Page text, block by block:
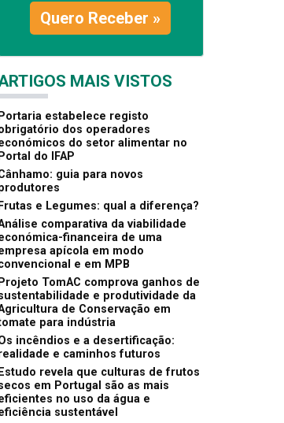
Quero Receber »
MAIS VISTOS
Portaria estabelece registo
dos operadores
do setor alimentar no
Portal do IFAP
guia para novos
Frutas e Legumes: qual a diferença?
comparativa da viabilidade
financeira de uma
apícola em modo
e em MPB
Projeto TomAC comprova ganhos de
e produtividade da
de Conservação em
para indústria
incêndios e a desertificação:
e caminhos futuros
Estudo revela que culturas de frutos
em Portugal são as mais
no uso da água e
sustentável